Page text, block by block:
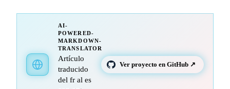
AI-
POWERED-
MARKDOWN-
TRANSLATOR
Artículo
traducido
del fr al es
Ver proyecto en GitHub ↗